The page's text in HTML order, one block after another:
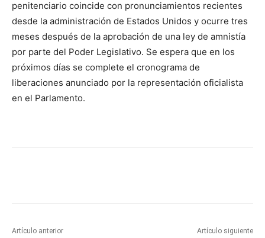
penitenciario coincide con pronunciamientos recientes
desde la administración de Estados Unidos y ocurre tres
meses después de la aprobación de una ley de amnistía
por parte del Poder Legislativo. Se espera que en los
próximos días se complete el cronograma de
liberaciones anunciado por la representación oficialista
en el Parlamento.
Artículo anterior Artículo siguiente